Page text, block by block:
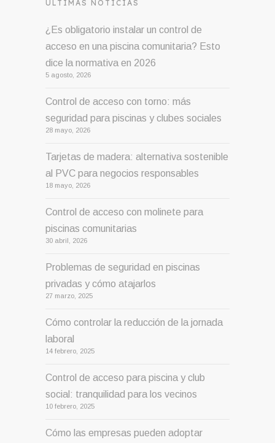
ÚLTIMAS NOTICIAS
¿Es obligatorio instalar un control de
acceso en una piscina comunitaria? Esto
dice la normativa en 2026
5 agosto, 2026
Control de acceso con torno: más
seguridad para piscinas y clubes sociales
28 mayo, 2026
Tarjetas de madera: alternativa sostenible
al PVC para negocios responsables
18 mayo, 2026
Control de acceso con molinete para
piscinas comunitarias
30 abril, 2026
Problemas de seguridad en piscinas
privadas y cómo atajarlos
27 marzo, 2025
Cómo controlar la reducción de la jornada
laboral
14 febrero, 2025
Control de acceso para piscina y club
social: tranquilidad para los vecinos
10 febrero, 2025
Cómo las empresas pueden adoptar